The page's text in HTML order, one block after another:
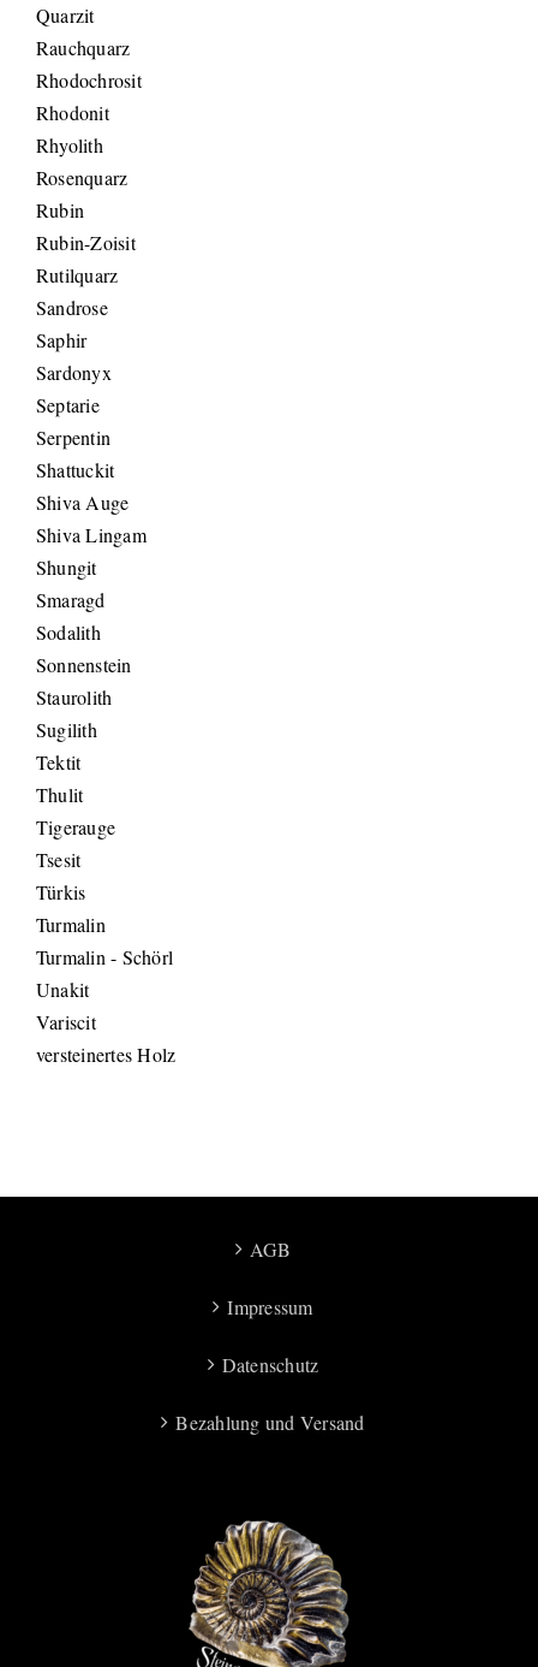
Quarzit
Rauchquarz
Rhodochrosit
Rhodonit
Rhyolith
Rosenquarz
Rubin
Rubin-Zoisit
Rutilquarz
Sandrose
Saphir
Sardonyx
Septarie
Serpentin
Shattuckit
Shiva Auge
Shiva Lingam
Shungit
Smaragd
Sodalith
Sonnenstein
Staurolith
Sugilith
Tektit
Thulit
Tigerauge
Tsesit
Türkis
Turmalin
Turmalin - Schörl
Unakit
Variscit
versteinertes Holz
AGB
Impressum
Datenschutz
Bezahlung und Versand